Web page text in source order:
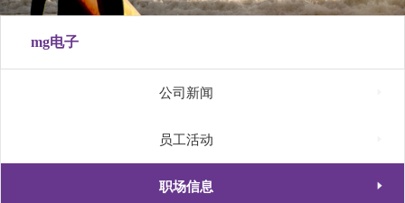
mg电子
公司新闻
员工活动
职场信息 